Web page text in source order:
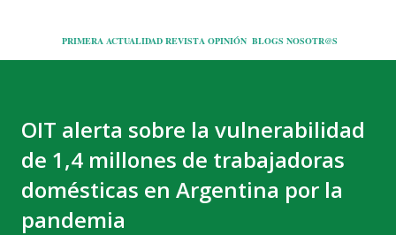
PRIMERA ACTUALIDAD REVISTA OPINIÓN BLOGS NOSOTR@S
OIT alerta sobre la vulnerabilidad
de 1,4 millones de trabajadoras
domésticas en Argentina por la
pandemia